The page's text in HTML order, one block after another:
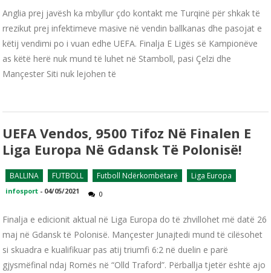
Anglia prej javësh ka mbyllur çdo kontakt me Turqinë për shkak të
rrezikut prej infektimeve masive në vendin ballkanas dhe pasojat e
këtij vendimi po i vuan edhe UEFA. Finalja E Ligës së Kampionëve
as këtë herë nuk mund të luhet në Stamboll, pasi Çelzi dhe
Mançester Siti nuk lejohen të
UEFA Vendos, 9500 Tifoz Në Finalen E
Liga Europa Në Gdansk Të Polonisë!
BALLINA FUTBOLL Futboll Ndërkombëtarë Liga Europa
infosport - 04/05/2021 0
Finalja e edicionit aktual në Liga Europa do të zhvillohet më datë 26
maj në Gdansk të Polonisë. Mançester Junajtedi mund të cilësohet
si skuadra e kualifikuar pas atij triumfi 6:2 në duelin e parë
gjysmëfinal ndaj Romës në “Olld Traford”. Përballja tjetër është ajo